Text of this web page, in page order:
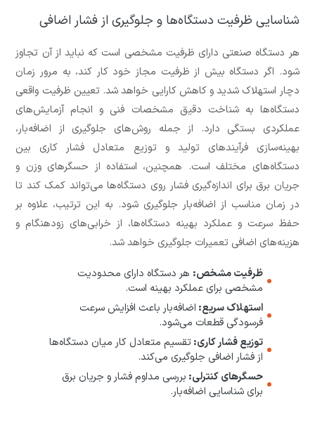
شناسایی ظرفیت دستگاه‌ها و جلوگیری از فشار اضافی
هر دستگاه صنعتی دارای ظرفیت مشخصی است که نباید از آن تجاوز
شود. اگر دستگاه بیش از ظرفیت مجاز خود کار کند، به مرور زمان
دچار استهلاک شدید و کاهش کارایی خواهد شد. تعیین ظرفیت واقعی
دستگاه‌ها به شناخت دقیق مشخصات فنی و انجام آزمایش‌های
عملکردی بستگی دارد. از جمله روش‌های جلوگیری از اضافه‌بار،
بهینه‌سازی فرآیندهای تولید و توزیع متعادل فشار کاری بین
دستگاه‌های مختلف است. همچنین، استفاده از حسگرهای وزن و
جریان برق برای اندازه‌گیری فشار روی دستگاه‌ها می‌تواند کمک کند تا
در زمان مناسب از اضافه‌بار جلوگیری شود. به این ترتیب، علاوه بر
حفظ سرعت و عملکرد بهینه دستگاه‌ها، از خرابی‌های زودهنگام و
هزینه‌های اضافی تعمیرات جلوگیری خواهد شد.
ظرفیت مشخص: هر دستگاه دارای محدودیت
مشخصی برای عملکرد بهینه است.
استهلاک سریع: اضافه‌بار باعث افزایش سرعت
فرسودگی قطعات می‌شود.
توزیع فشار کاری:تقسیم متعادل کار میان دستگاه‌ها
از فشار اضافی جلوگیری می‌کند.
حسگرهای کنترلی: بررسی مداوم فشار و جریان برق
برای شناسایی اضافه‌بار.